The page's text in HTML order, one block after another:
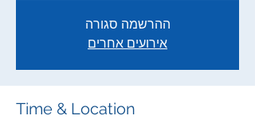
ההרשמה סגורה
אירועים אחרים
Time & Location